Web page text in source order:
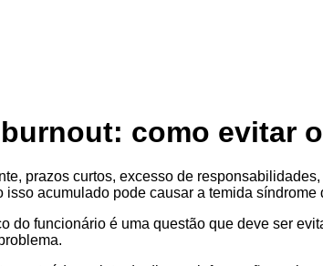
como evitar
prazos curtos, excesso de
isso acumulado pode causar a temida síndrome
do funcionário é uma questão que deve ser